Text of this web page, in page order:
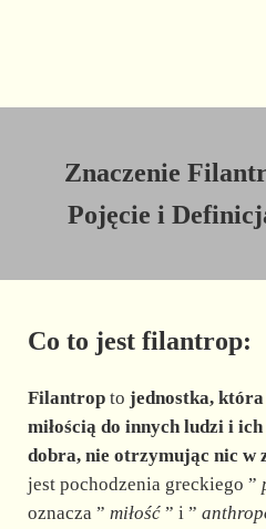
Znaczenie
Pojęcie i
Co to jest filantrop:
Filantropto jednostka,
miłością do innych ludzi i
dobra, nie otrzymując nic w
jest pochodzenia greckiego ”
oznacza ” miłość” i ”